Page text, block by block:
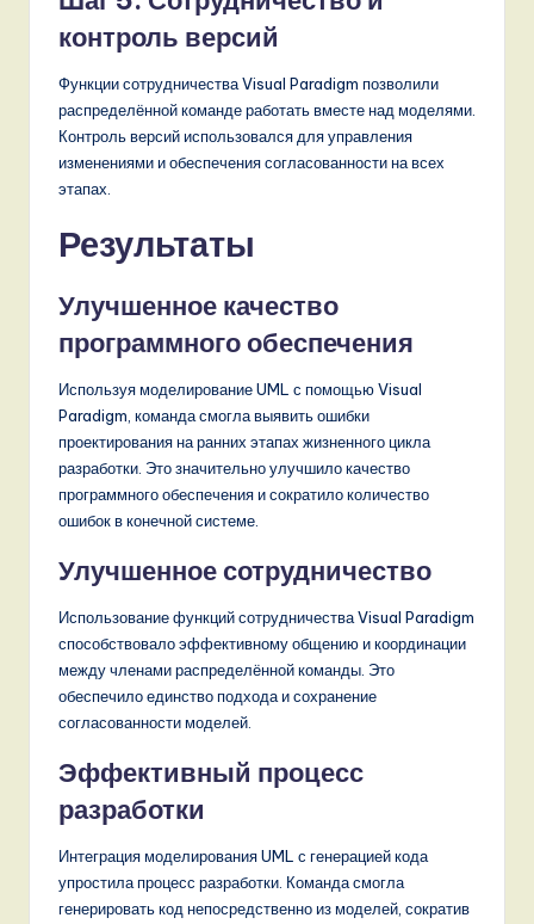
контроль версий
Функции сотрудничества Visual Paradigm позволили
распределённой команде работать вместе над моделями.
Контроль версий использовался для управления
изменениями и обеспечения согласованности на всех
этапах.
Результаты
Улучшенное качество
программного обеспечения
Используя моделирование UML с помощью Visual
Paradigm, команда смогла выявить ошибки
проектирования на ранних этапах жизненного цикла
разработки. Это значительно улучшило качество
программного обеспечения и сократило количество
ошибок в конечной системе.
Улучшенное сотрудничество
Использование функций сотрудничества Visual Paradigm
способствовало эффективному общению и координации
между членами распределённой команды. Это
обеспечило единство подхода и сохранение
согласованности моделей.
Эффективный процесс
разработки
Интеграция моделирования UML с генерацией кода
упростила процесс разработки. Команда смогла
генерировать код непосредственно из моделей, сократив